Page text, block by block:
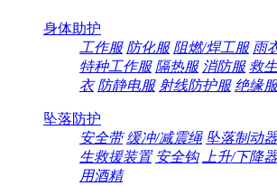
身体助护
工作服 防化服 阻燃/焊工服 雨
特种工作服 隔热服 消防服 救
衣 防静电服 射线防护服 绝缘服
坠落防护
安全带 缓冲/减震绳 坠落制动
生救援装置 安全钩 上升/下降器
用酒精